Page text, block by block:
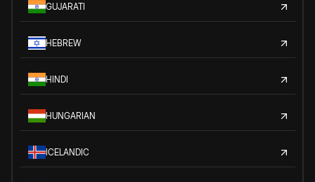
GUJARATI
HEBREW
HINDI
HUNGARIAN
ICELANDIC